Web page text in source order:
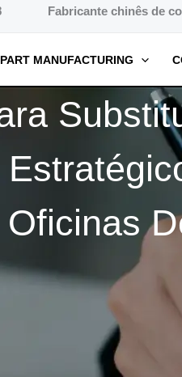
Fabricante chinês de
MANUFACTURING
Oficinas